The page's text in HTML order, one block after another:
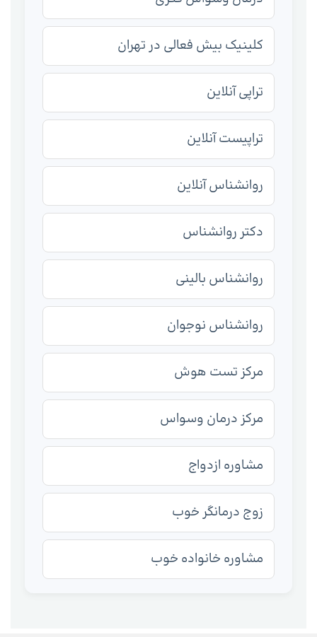
کلینیک بیش فعالی در تهران
تراپی آنلاین
تراپیست آنلاین
روانشناس آنلاین
دکتر روانشناس
روانشناس بالینی
روانشناس نوجوان
مرکز تست هوش
مرکز درمان وسواس
مشاوره ازدواج
زوج درمانگر خوب
مشاوره خانواده خوب